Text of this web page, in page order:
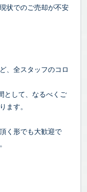
状でのご売却が不安
、全スタッフのコロ
として、なるべくご
ます。
く形でも大歓迎で